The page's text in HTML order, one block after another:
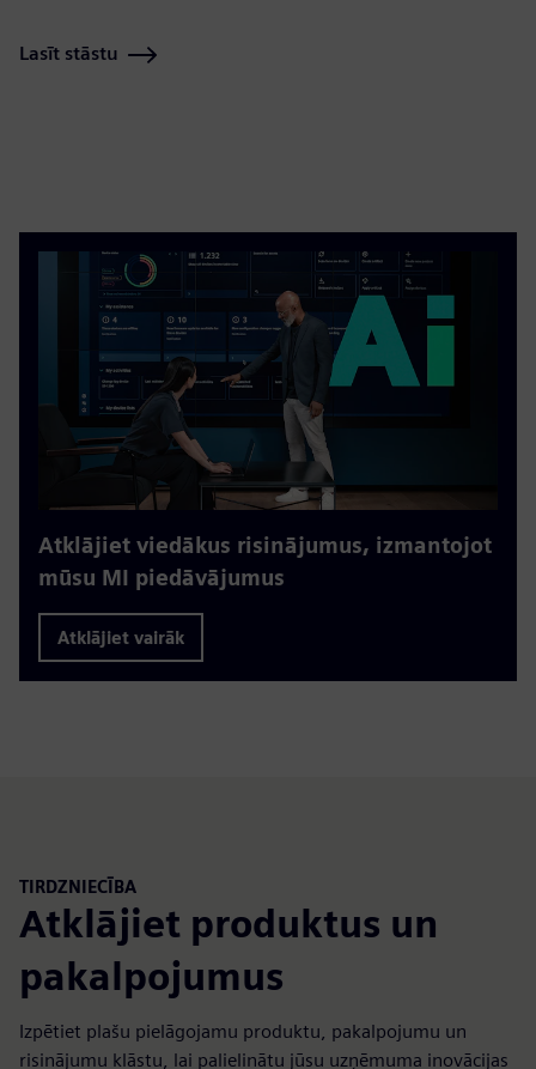
Lasīt stāstu
Atklājiet viedākus risinājumus, izmantojot
mūsu MI piedāvājumus
Atklājiet vairāk
TIRDZNIECĪBA
Atklājiet produktus un
pakalpojumus
Izpētiet plašu pielāgojamu produktu, pakalpojumu un
risinājumu klāstu, lai palielinātu jūsu uzņēmuma inovācijas